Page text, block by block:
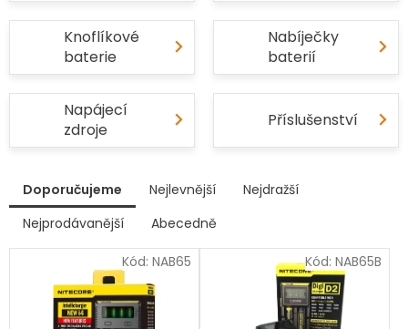
Knoflíkové
baterie
Nabíječky
baterií
Napájecí
zdroje
Příslušenství
a
Doporučujeme Nejlevnější
Nejdražší
Nejprodávanější
Abecedně
ý
i
Kód: NAB65 Kód: NAB65B